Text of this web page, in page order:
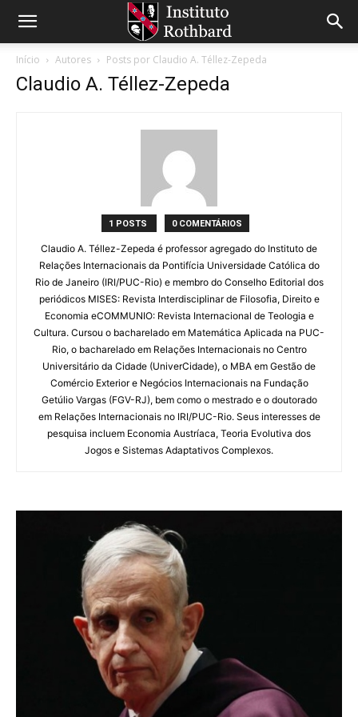
Início Autores Posts por Claudio A. Téllez-Zepeda
Claudio A. Téllez-Zepeda
1 POSTS 0 COMENTÁRIOS
Claudio A. Téllez-Zepeda é professor agregado do Instituto de
Relações Internacionais da Pontifícia Universidade Católica do
Rio de Janeiro (IRI/PUC-Rio) e membro do Conselho Editorial dos
periódicos MISES: Revista Interdisciplinar de Filosofia, Direito e
Economia eCOMMUNIO: Revista Internacional de Teologia e
Cultura. Cursou o bacharelado em Matemática Aplicada na PUC-
Rio, o bacharelado em Relações Internacionais no Centro
Universitário da Cidade (UniverCidade), o MBA em Gestão de
Comércio Exterior e Negócios Internacionais na Fundação
Getúlio Vargas (FGV-RJ), bem como o mestrado e o doutorado
em Relações Internacionais no IRI/PUC-Rio. Seus interesses de
pesquisa incluem Economia Austríaca, Teoria Evolutiva dos
Jogos e Sistemas Adaptativos Complexos.